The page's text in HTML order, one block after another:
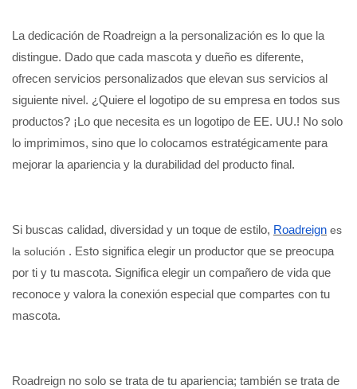
La dedicación de Roadreign a la personalización es lo que la
distingue. Dado que cada mascota y dueño es diferente,
ofrecen servicios personalizados que elevan sus servicios al
siguiente nivel. ¿Quiere el logotipo de su empresa en todos sus
productos? ¡Lo que necesita es un logotipo de EE. UU.! No solo
lo imprimimos, sino que lo colocamos estratégicamente para
mejorar la apariencia y la durabilidad del producto final.
Si buscas calidad, diversidad y un toque de estilo, Roadreign es
la solución . Esto significa elegir un productor que se preocupa
por ti y tu mascota. Significa elegir un compañero de vida que
reconoce y valora la conexión especial que compartes con tu
mascota.
Roadreign no solo se trata de tu apariencia; también se trata de